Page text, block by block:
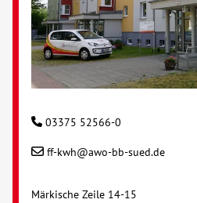
03375 52566-0
ff-kwh@awo-bb-sued.de
Märkische Zeile 14-15